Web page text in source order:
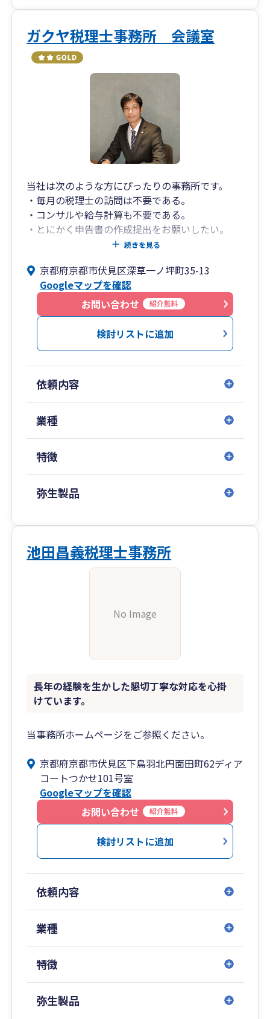
ガクヤ税理士事務所 会議室
当社は次のような方にぴったりの事務所です。
・毎月の税理士の訪問は不要である。
・コンサルや給与計算も不要である。
・とにかく申告書の作成提出をお願いしたい。
・時間をとって対面で話すよりもライン等で気軽
・税理士費用はできるだけ抑えたい。
当社は毎月の顧問料を一切頂いておりません。年
に一回、申告の際に料金を請求しています。
その代わり、毎月の訪問はしていません。
訪問はしませんが、普段の相談はいつでもライン
ことが可能です。
一度会わないと不安な方は、ご連絡のうえ、当社
までお越しください。
でご安心ください。
京都やその周辺の方のほか、全国どこからでも対
応可能です。
続きを見る
京都府京都市伏見区深草一ノ坪町35-13
Googleマップを確認
お問い合わせ
紹介無料
検討リストに追加
依頼内容
業種
特徴
弥生製品
池田昌義税理士事務所
No Image
長年の経験を生かした懇切丁寧な対応を心掛
けています。
当事務所ホームページをご参照ください。
京都府京都市伏見区下鳥羽北円面田町62ディア
コートつかせ101号室
Googleマップを確認
お問い合わせ
紹介無料
検討リストに追加
依頼内容
業種
特徴
弥生製品